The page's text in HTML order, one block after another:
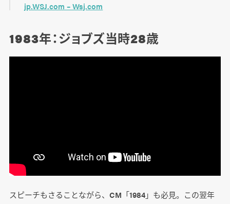
jp.WSJ.com – Wsj.com
1983年：ジョブズ当時28歳
スピーチもさることながら、CM「1984」も必見。この翌年